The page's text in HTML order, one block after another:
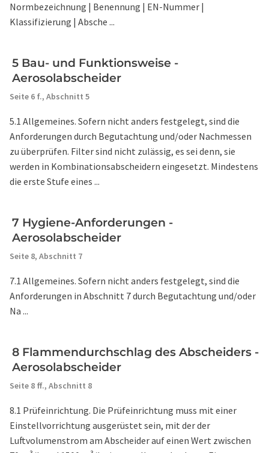
Normbezeichnung | Benennung | EN-Nummer |
Klassifizierung | Absche ...
5 Bau- und Funktionsweise -
Aerosolabscheider
Seite 6 f., Abschnitt 5
5.1 Allgemeines. Sofern nicht anders festgelegt, sind die
Anforderungen durch Begutachtung und/oder Nachmessen
zu überprüfen. Filter sind nicht zulässig, es sei denn, sie
werden in Kombinationsabscheidern eingesetzt. Mindestens
die erste Stufe eines ...
7 Hygiene-Anforderungen -
Aerosolabscheider
Seite 8, Abschnitt 7
7.1 Allgemeines. Sofern nicht anders festgelegt, sind die
Anforderungen in Abschnitt 7 durch Begutachtung und/oder
Na ...
8 Flammendurchschlag des Abscheiders -
Aerosolabscheider
Seite 8 ff., Abschnitt 8
8.1 Prüfeinrichtung. Die Prüfeinrichtung muss mit einer
Einstellvorrichtung ausgerüstet sein, mit der der
Luftvolumenstrom am Abscheider auf einen Wert zwischen